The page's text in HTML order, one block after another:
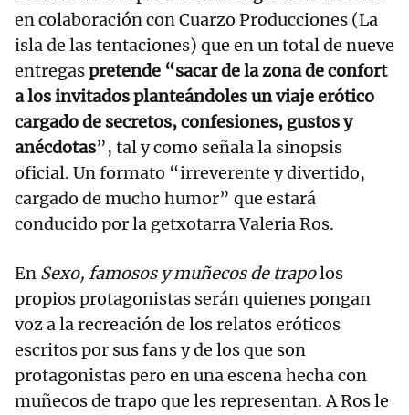
en colaboración con Cuarzo Producciones (La
isla de las tentaciones) que en un total de nueve
entregaspretende “sacar de la zona de confort
a los invitados planteándoles un viaje erótico
cargado de secretos, confesiones, gustos y
anécdotas”, tal y como señala la sinopsis
oficial. Un formato “irreverente y divertido,
cargado de mucho humor” que estará
conducido por la getxotarra Valeria Ros.
En Sexo, famosos y muñecos de trapolos
propios protagonistas serán quienes pongan
voz a la recreación de los relatos eróticos
escritos por sus fans y de los que son
protagonistas pero en una escena hecha con
muñecos de trapo que les representan. A Ros le